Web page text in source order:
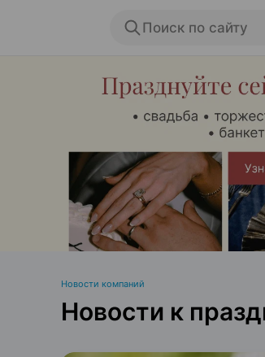
Поиск по сайту
Новости компаний
Новости к